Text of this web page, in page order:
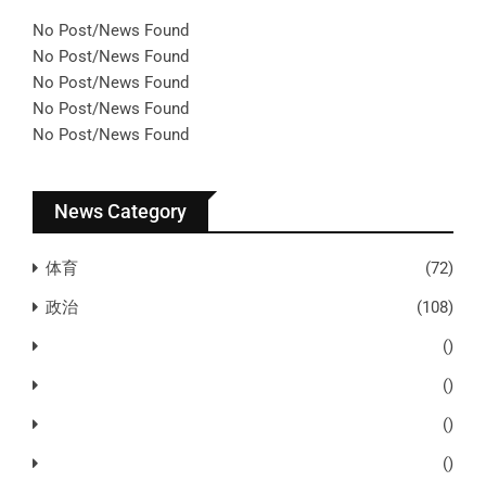
No Post/News Found
No Post/News Found
No Post/News Found
No Post/News Found
No Post/News Found
News Category
体育
(72)
政治
(108)
()
()
()
()